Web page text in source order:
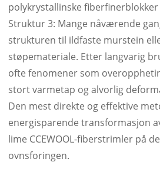
polykrystallinske fiberfinerblokker
Struktur 3: Mange nåværende
strukturen til ildfaste murstein
støpemateriale. Etter langvarig
ofte fenomener som
stort varmetap og alvorlig
Den mest direkte og effektive
energisparende transformasjon
lime CCEWOOL-fiberstrimler på
ovnsforingen.